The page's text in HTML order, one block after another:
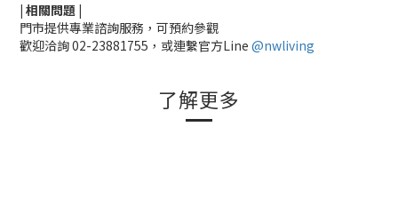
| 相關問題 |
門市提供專業諮詢服務，可預約參觀
歡迎洽詢02-23881755， 或連繫官方Line @nwliving
了解更多